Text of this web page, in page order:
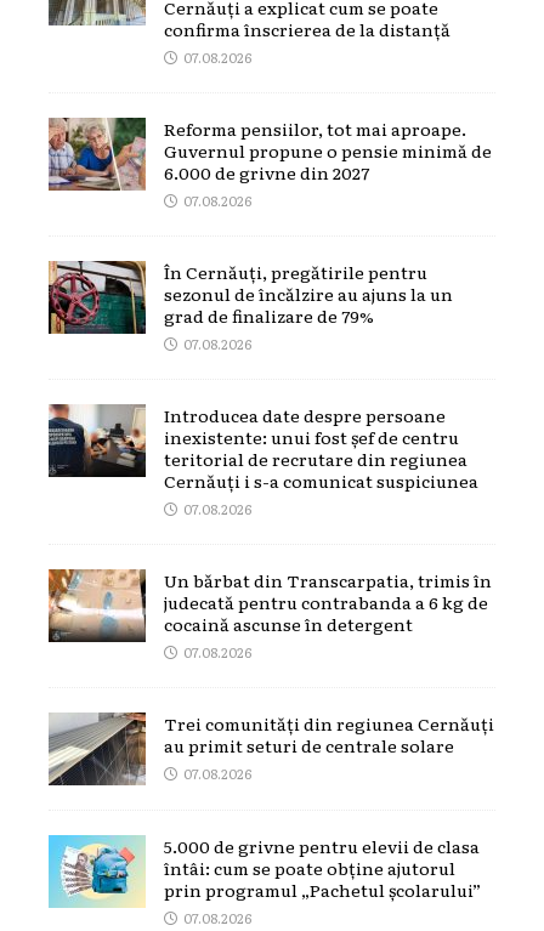
Cernăuți a explicat cum se poate
confirma înscrierea de la distanță
07.08.2026
Reforma pensiilor, tot mai aproape.
Guvernul propune o pensie minimă de
6.000 de grivne din 2027
07.08.2026
În Cernăuți, pregătirile pentru
sezonul de încălzire au ajuns la un
grad de finalizare de 79%
07.08.2026
Introducea date despre persoane
inexistente: unui fost șef de centru
teritorial de recrutare din regiunea
Cernăuți i s-a comunicat suspiciunea
07.08.2026
Un bărbat din Transcarpatia, trimis în
judecată pentru contrabanda a 6 kg de
cocaină ascunse în detergent
07.08.2026
Trei comunități din regiunea Cernăuți
au primit seturi de centrale solare
07.08.2026
5.000 de grivne pentru elevii de clasa
întâi: cum se poate obține ajutorul
prin programul „Pachetul școlarului”
07.08.2026